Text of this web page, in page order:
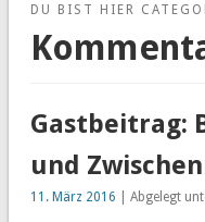
DU BIST HIER
Gastbeitrag:
und
11. März 2016 | Abgelegt